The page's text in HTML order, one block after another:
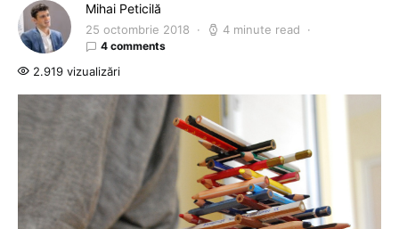
Mihai Peticilă
25 octombrie 2018 4 minute read
4 comments
2.919 vizualizări